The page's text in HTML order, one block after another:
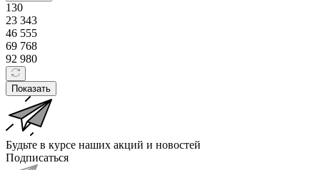
130
23 343
46 555
69 768
92 980
Показать
Будьте в курсе наших акций и новостей
Подписаться